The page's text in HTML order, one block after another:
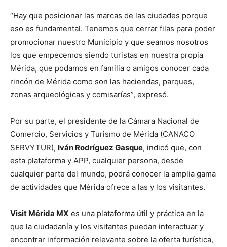
“Hay que posicionar las marcas de las ciudades porque
eso es fundamental. Tenemos que cerrar filas para poder
promocionar nuestro Municipio y que seamos nosotros
los que empecemos siendo turistas en nuestra propia
Mérida, que podamos en familia o amigos conocer cada
rincón de Mérida como son las haciendas, parques,
zonas arqueológicas y comisarías”, expresó.
Por su parte, el presidente de la Cámara Nacional de
Comercio, Servicios y Turismo de Mérida (CANACO
SERVYTUR), Iván Rodríguez Gasque, indicó que, con
esta plataforma y APP, cualquier persona, desde
cualquier parte del mundo, podrá conocer la amplia gama
de actividades que Mérida ofrece a las y los visitantes.
Visit Mérida MX es una plataforma útil y práctica en la
que la ciudadanía y los visitantes puedan interactuar y
encontrar información relevante sobre la oferta turística,